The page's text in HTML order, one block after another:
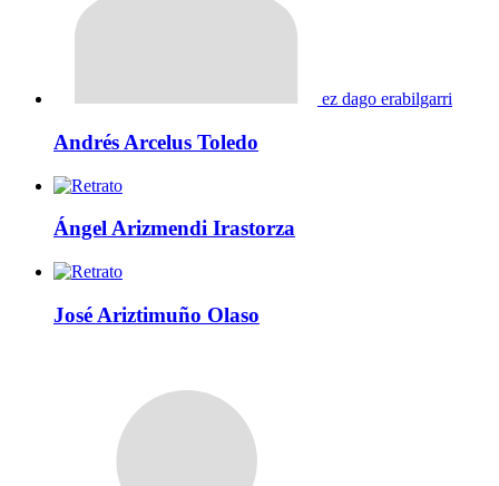
ez dago erabilgarri
Andrés Arcelus Toledo
Ángel Arizmendi Irastorza
José Ariztimuño Olaso